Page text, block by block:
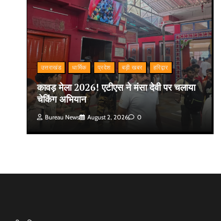
उत्तराखंड धार्मिक प्रदेश बड़ी खबर हरिद्वार
कावड़ मेला 2026! एटीएस ने मंसा देवी पर चलाया
चेकिंग अभियान
Bureau News August 2, 2026 0